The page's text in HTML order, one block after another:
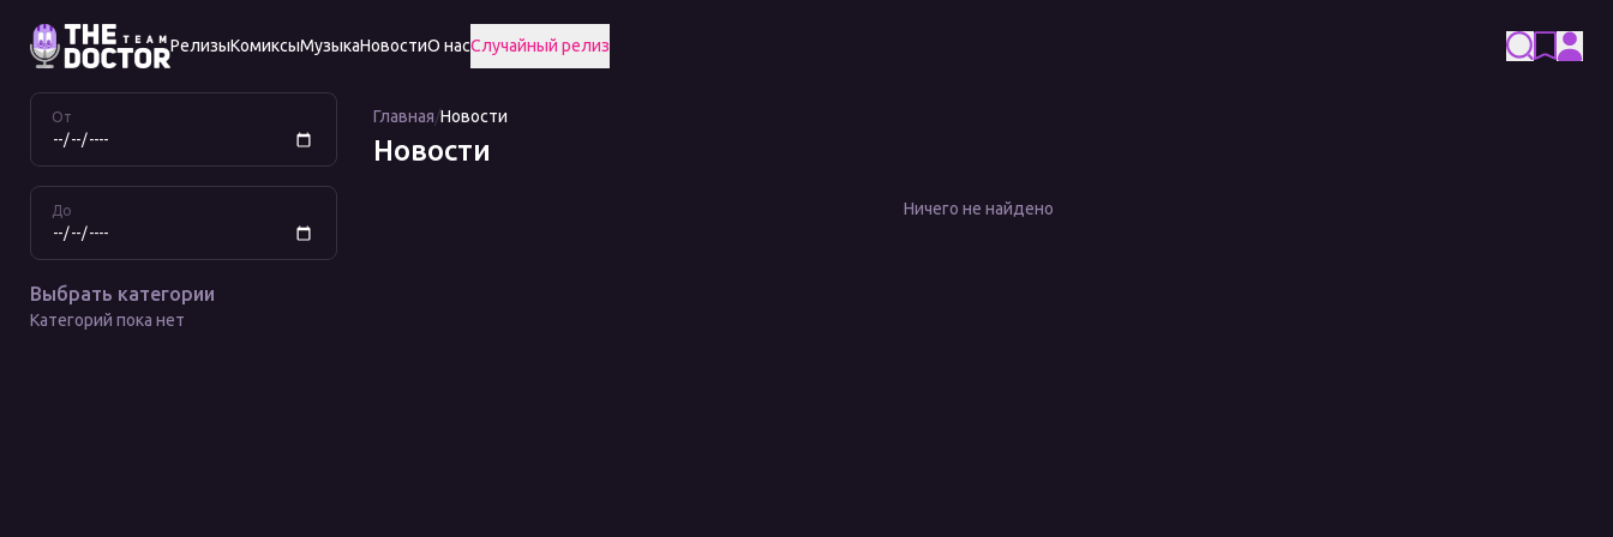
РелизыКомиксыМузыкаНовостиО насСлучайный релиз
От
До
Выбрать категории
Категорий пока нет
Главная/Новости
Новости
Ничего не найдено